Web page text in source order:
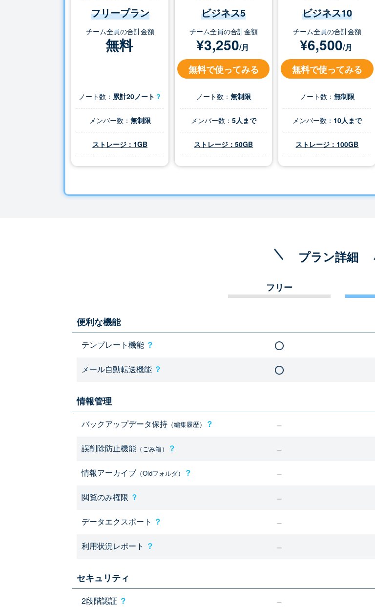
フリープラン
チーム全員の合計金額
無料
ノート数： 累計20ノート ？
メンバー数： 無制限
ストレージ：1GB
ビジネス5
チーム全員の合計金額
¥3,250/月
無料で使ってみる
ノート数： 無制限
メンバー数： 5人まで
ストレージ：50GB
ビジネス10
チーム全員の合計金額
¥6,500/月
無料で使ってみる
ノート数： 無制限
メンバー数： 10人まで
ストレージ：100GB
プラン詳細
フリー
便利な機能
テンプレート機能 ？
メール自動転送機能 ？
情報管理
バックアップデータ保持 （編集履歴） ？
誤削除防止機能 （ごみ箱） ？
情報アーカイブ （Oldフォルダ） ？
閲覧のみ権限 ？
データエクスポート ？
利用状況レポート ？
セキュリティ
2段階認証 ？